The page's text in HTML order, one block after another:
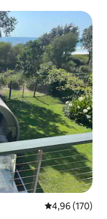
Vidutinis
4,96 (170)